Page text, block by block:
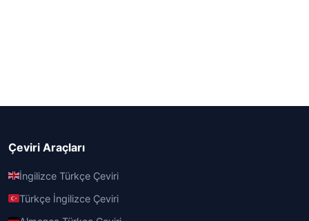
Çeviri Araçları
İngilizce Türkçe Çeviri
Türkçe İngilizce Çeviri